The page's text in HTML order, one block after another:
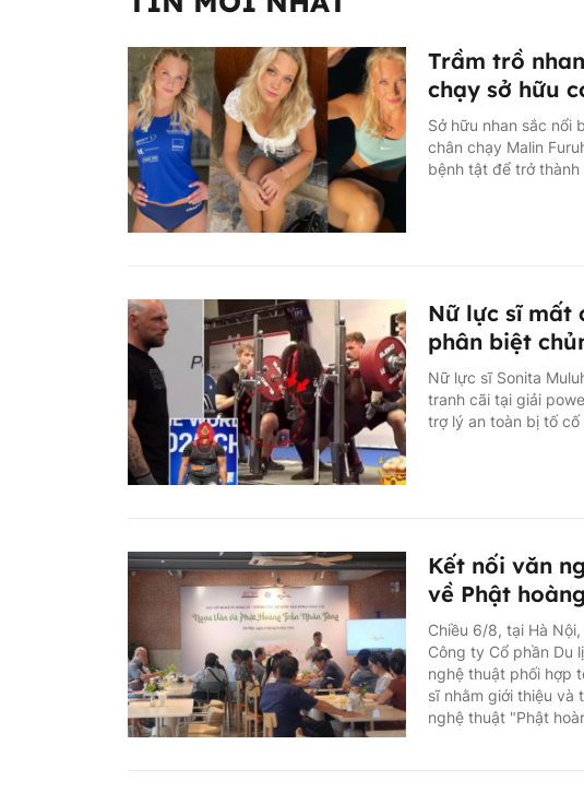
Trầm trồ
chạy sở hữu
Sở hữu nhan sắc nổi
chân chạy Malin
bệnh tật để trở
Nữ lực sĩ mất
phân biệt
Nữ lực sĩ Sonita
tranh cãi tại giải
trợ lý an toàn bị tố
Kết nối văn
về Phật
Chiều 6/8, tại Hà
Công ty Cổ phần Du
nghệ thuật phối hợp
sĩ nhằm giới thiệu và
nghệ thuật "Phật